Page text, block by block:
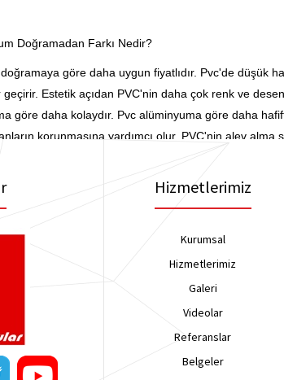
Doğramadan Farkı Nedir?
göre daha uygun fiyatlıdır. Pvc'de düşük
geçirir. Estetik açıdan PVC'nin daha çok renk ve
göre daha kolaydır. Pvc alüminyuma göre daha
korunmasına yardımcı olur. PVC'nin alev alma
Hizmetlerimiz
Kurumsal
Hizmetlerimiz
Galeri
Videolar
Referanslar
Belgeler